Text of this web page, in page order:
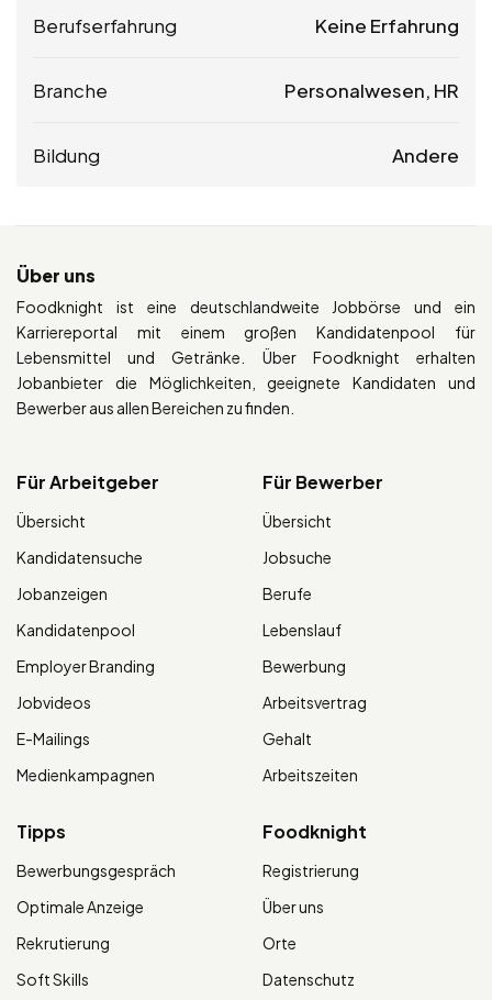
Berufserfahrung Keine Erfahrung
Branche Personalwesen, HR
Bildung Andere
Über uns
Foodknight ist eine deutschlandweite Jobbörse und ein
Karriereportal mit einem großen Kandidatenpool für
Lebensmittel und Getränke. Über Foodknight erhalten
Jobanbieter die Möglichkeiten, geeignete Kandidaten und
Bewerber aus allen Bereichen zu finden.
Für Arbeitgeber
Übersicht
Kandidatensuche
Jobanzeigen
Kandidatenpool
Employer Branding
Jobvideos
E-Mailings
Medienkampagnen
Für Bewerber
Übersicht
Jobsuche
Berufe
Lebenslauf
Bewerbung
Arbeitsvertrag
Gehalt
Arbeitszeiten
Tipps
Bewerbungsgespräch
Optimale Anzeige
Rekrutierung
Soft Skills
Foodknight
Registrierung
Über uns
Orte
Datenschutz